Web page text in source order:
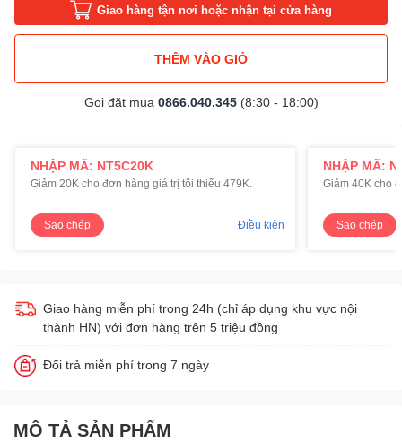
Giao hàng tận nơi hoặc nhận tại cửa hàng
THÊM VÀO GIỎ
Gọi đặt mua 0866.040.345(8:30 - 18:00)
NHẬP MÃ: NT5C20K
Giảm 20K cho đơn hàng giá trị tối thiểu 479K.
Sao chép Điều kiện
NHẬP MÃ:
Giảm 40K cho
Sao chép
Giao hàng miễn phí trong 24h (chỉ áp dụng khu vực nội
thành HN) với đơn hàng trên 5 triệu đồng
Đổi trả miễn phí trong 7 ngày
MÔ TẢ SẢN PHẨM